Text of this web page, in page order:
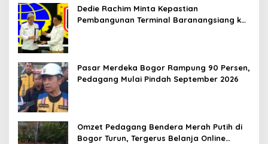
Dedie Rachim Minta Kepastian
Pembangunan Terminal Baranangsiang ke
Pasar Merdeka Bogor Rampung 90 Persen,
Pedagang Mulai Pindah September 2026
Omzet Pedagang Bendera Merah Putih di
Bogor Turun, Tergerus Belanja Online